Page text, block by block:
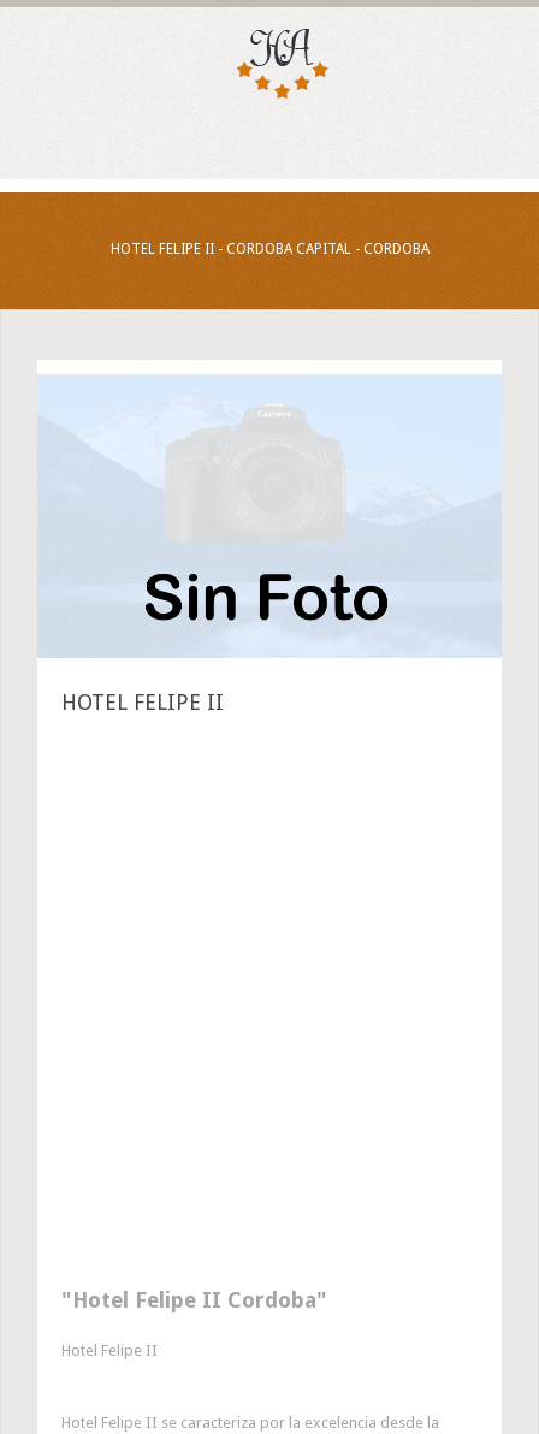
HOTEL FELIPE II - CORDOBA CAPITAL - CORDOBA
HOTEL FELIPE II
Hotel Felipe II Cordoba
Hotel Felipe II
Hotel Felipe II se caracteriza por la excelencia desde la